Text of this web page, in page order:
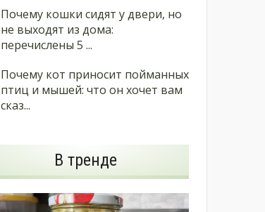
Почему кошки сидят у двери, но
не выходят из дома:
перечислены 5 ...
Почему кот приносит пойманных
птиц и мышей: что он хочет вам
сказ...
В тренде